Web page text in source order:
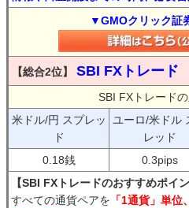
▼GMOクリック証
【総合2位】 SBI FXトレード
SBI FXトレード
米ドル/円 スプレッ
ド
ユーロ/米ドル
レッド
0.18銭 0.3pips
【SBI FXトレードのおすすめポイン
すべての通貨ペアを 「1通貨」単